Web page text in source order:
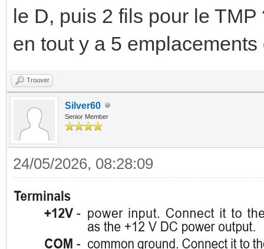
le D, puis 2 fils pour le TMP
en tout y a 5
Trouver
Silver60
Senior Member
24/05/2026, 08:28:09